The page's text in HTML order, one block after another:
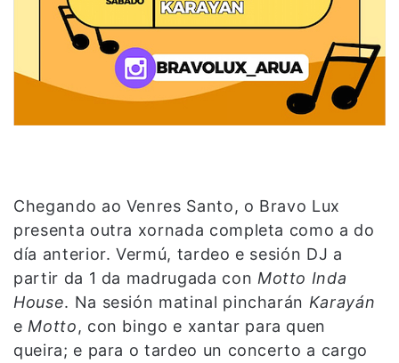
Chegando ao Venres Santo, o Bravo Lux
presenta outra xornada completa como a do
día anterior. Vermú, tardeo e sesión DJ a
partir da 1 da madrugada con Motto Inda
House. Na sesión matinal pincharán Karayán
eMotto, con bingo e xantar para quen
queira; e para o tardeo un concerto a cargo